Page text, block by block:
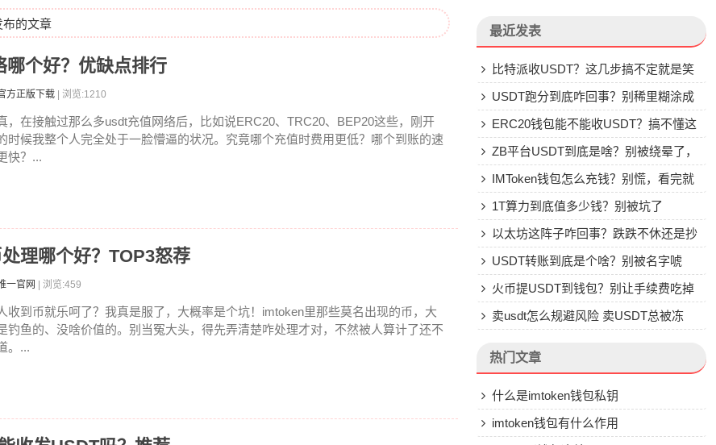
布的文章
个好？优缺点排行
方正版下载 | 浏览:1210
，在接触过那么多usdt充值网络后，比如说ERC20、TRC20、BEP20这些，刚开
时候我整个人完全处于一脸懵逼的状况。究竟哪个充值时费用更低？哪个到账的速
快？...
理哪个好？TOP3怒荐
一官网 | 浏览:459
收到币就乐呵了？我真是服了，大概率是个坑！imtoken里那些莫名出现的币，大
钓鱼的、没啥价值的。别当冤大头，得先弄清楚咋处理才对，不然被人算计了还不
。...
最近发表
比特派收USDT？这几步搞不定就是笑
话USDT跑分到底咋回事？别稀里糊涂成
了帮凶
ERC20钱包能不能收USDT？搞不懂这
些别乱转
ZB平台USDT到底是啥？别被绕晕了，
说点大实话
IMToken钱包怎么充钱？别慌，看完就
会1T算力到底值多少钱？别被坑了
以太坊这阵子咋回事？跌跌不休还是抄
底机会？
USDT转账到底是个啥？别被名字唬
住，一文说透
火币提USDT到钱包？别让手续费吃掉
你的钱
卖usdt怎么规避风险 卖USDT总被冻
热门文章
什么是imtoken钱包私钥
imtoken钱包有什么作用